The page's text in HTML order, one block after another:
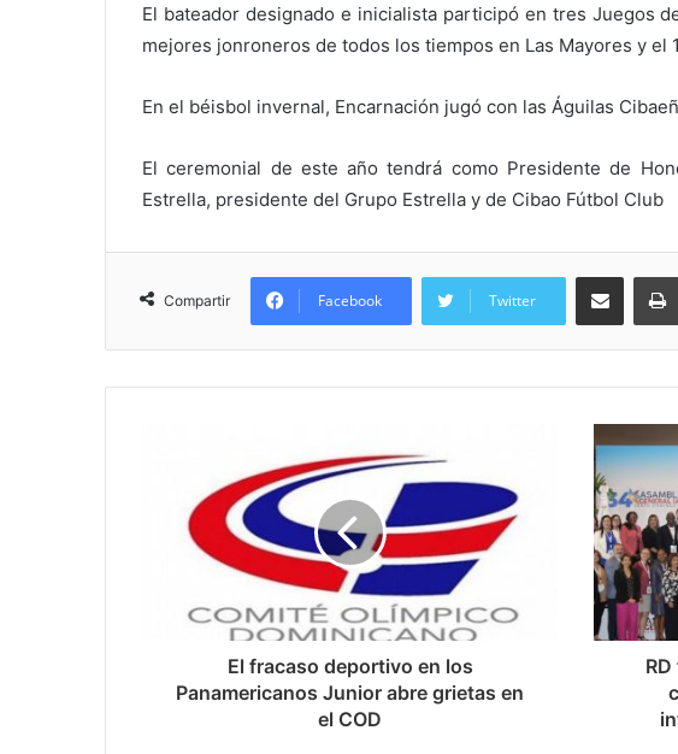
El bateador designado e inicialista participó en tres Juegos
mejores jonroneros de todos los tiempos en Las Mayores y el
En el béisbol invernal, Encarnación jugó con las Águilas
El ceremonial de este año tendrá como Presidente de
Estrella, presidente del Grupo Estrella y de Cibao Fútbol Club
Compartir Facebook Twitter
Compartir via Email
El fracaso deportivo en los
Panamericanos Junior abre grietas en
el COD